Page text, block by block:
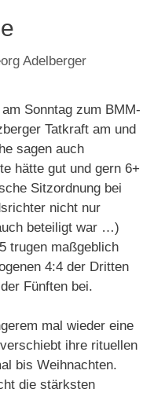
Adelberger
Sonntag zum BMM-
Tatkraft am und
sagen auch
hätte gut und gern 6+
Sitzordnung bei
nicht nur
beteiligt war …)
trugen maßgeblich
4:4 der Dritten
Fünften bei.
mal wieder eine
ihre rituellen
bis Weihnachten.
die stärksten